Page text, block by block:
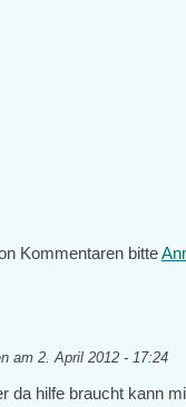
Kommentaren bitte
am 2. April 2012 - 17:24
da hilfe braucht kann